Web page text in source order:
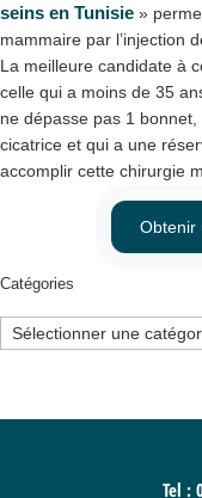
seins en Tunisie »
mammaire par l’injection
La meilleure candidate à
celle qui a moins de 35
ne dépasse pas 1
cicatrice et qui a une
accomplir cette chirurgie
Obtenir
Catégories
Catégories
Tel :